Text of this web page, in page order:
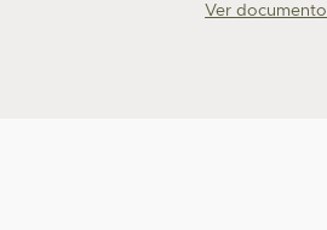
Ver documento